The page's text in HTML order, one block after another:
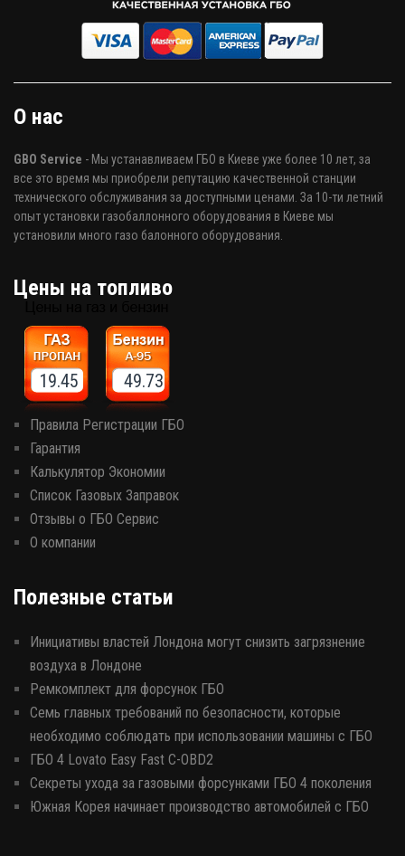
О нас
GBO Service - Мы устанавливаем ГБО в Киеве уже более 10 лет, за
все это время мы приобрели репутацию качественной станции
технического обслуживания за доступными ценами. За 10-ти летний
опыт установки газобаллонного оборудования в Киеве мы
установили много газо балонного оборудования.
Цены на топливо
19.45 49.73
Правила Регистрации ГБО
Гарантия
Калькулятор Экономии
Список Газовых Заправок
Отзывы о ГБО Сервис
О компании
Полезные статьи
Инициативы властей Лондона могут снизить загрязнение
воздуха в Лондоне
Ремкомплект для форсунок ГБО
Семь главных требований по безопасности, которые
необходимо соблюдать при использовании машины с ГБО
ГБО 4 Lovato Easy Fast C-OBD2
Секреты ухода за газовыми форсунками ГБО 4 поколения
Южная Корея начинает производство автомобилей с ГБО